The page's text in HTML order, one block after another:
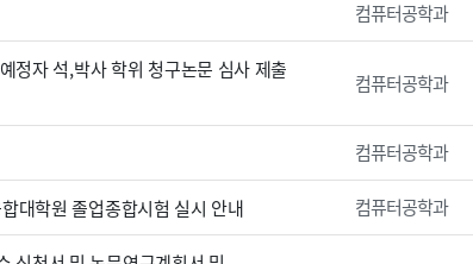
컴퓨터공학과
정자 석,박사 학위 청구논문 심사 제출
컴퓨터공학과
컴퓨터공학과
대학원 졸업종합시험 실시 안내 컴퓨터공학과